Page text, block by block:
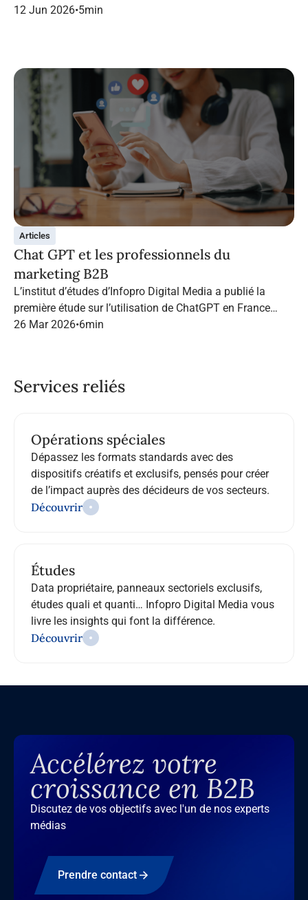
dans le marketing B2B.
12 Jun 2026•5min
Articles
Chat GPT et les professionnels du
marketing B2B
L’institut d’études d’Infopro Digital Media a publié la
première étude sur l’utilisation de ChatGPT en France
dans le marketing B2B.
26 Mar 2026•6min
Services reliés
Opérations spéciales
Dépassez les formats standards avec des
dispositifs créatifs et exclusifs, pensés pour créer
de l’impact auprès des décideurs de vos secteurs.
Découvrir
Études
Data propriétaire, panneaux sectoriels exclusifs,
études quali et quanti… Infopro Digital Media vous
livre les insights qui font la différence.
Découvrir
Accélérez votre
croissance en B2B
Discutez de vos objectifs avec l'un de nos experts
médias
Prendre contact